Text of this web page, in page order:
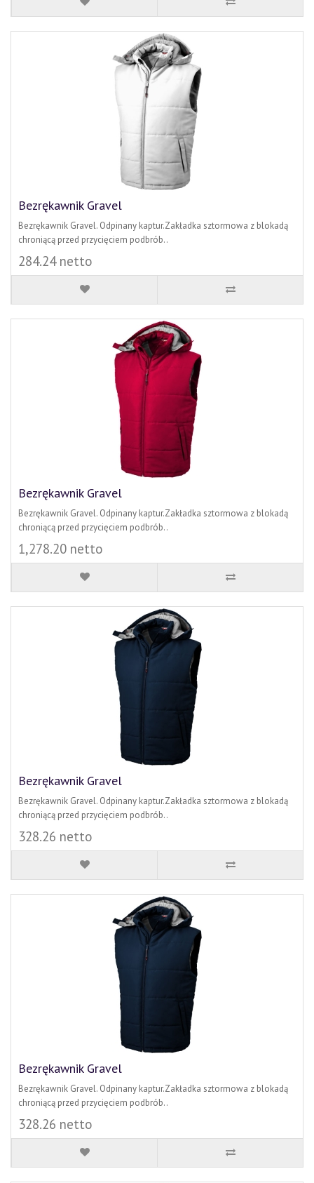
Bezrękawnik Gravel
Bezrękawnik Gravel. Odpinany kaptur.Zakładka sztormowa z blokadą
chroniącą przed przycięciem podbrób..
284.24 netto
Bezrękawnik Gravel
Bezrękawnik Gravel. Odpinany kaptur.Zakładka sztormowa z blokadą
chroniącą przed przycięciem podbrób..
1,278.20 netto
Bezrękawnik Gravel
Bezrękawnik Gravel. Odpinany kaptur.Zakładka sztormowa z blokadą
chroniącą przed przycięciem podbrób..
328.26 netto
Bezrękawnik Gravel
Bezrękawnik Gravel. Odpinany kaptur.Zakładka sztormowa z blokadą
chroniącą przed przycięciem podbrób..
328.26 netto